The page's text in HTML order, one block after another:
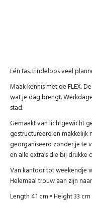
Eén tas. Eindeloos veel
Maak kennis met de FLEX.
wat je dag brengt.
stad.
Gemaakt van lichtgewicht
gestructureerd en makkelijk
georganiseerd zonder je te
en alle extra’s die bij drukke
Van kantoor tot weekendje
Helemaal trouw aan zijn
Length 41 cm • Height 33